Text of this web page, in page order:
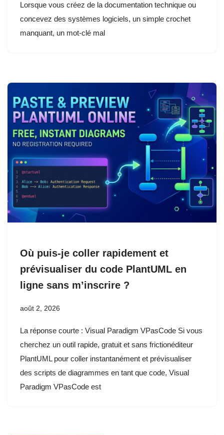
Lorsque vous créez de la documentation technique ou
concevez des systèmes logiciels, un simple crochet
manquant, un mot-clé mal
Où puis-je coller rapidement et
prévisualiser du code PlantUML en
ligne sans m’inscrire ?
août 2, 2026
La réponse courte : Visual Paradigm VPasCode Si vous
cherchez un outil rapide, gratuit et sans frictionéditeur
PlantUML pour coller instantanément et prévisualiser
des scripts de diagrammes en tant que code, Visual
Paradigm VPasCode est